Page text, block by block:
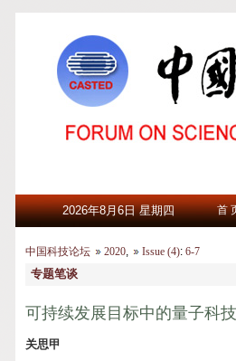
2026年8月6日 星期四 首
中国科技论坛 2020, Issue (4):6-7
专题笔谈
可持续发展目标中的量子科技
关思甲